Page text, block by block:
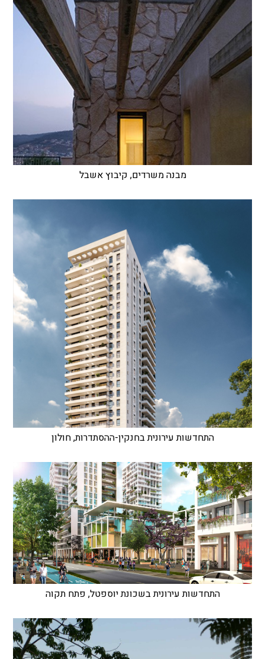
מבנה משרדים, קיבוץ אשבל
התחדשות עירונית בחנקין-ההסתדרות, חולון
התחדשות עירונית בשכונת יוספטל, פתח תקוה